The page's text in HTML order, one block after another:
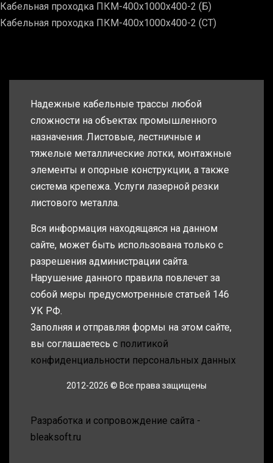
Кабельная проходка ПКМ-400х1000х400-2 (Б)
Кабельная проходка ПКМ-400х1000х400-2 (СТ)
Надежные кабельные трассы любой
сложности на объектах промышленного
назначения. Листовые, лестничные и
тяжелые металлические лотки, монтажные
элементы и опорные конструкции, а также
система крепежа. Услуги лазерной резки
листового металла.
Вся информация находящаяся на данном
сайте, может быть использована только с
разрешения администрации сайта.
Нарушение данного правила повлечет за
собой меры предусмотренные статьей 146
УК РФ.
Заполняя и отправляя формы на этом сайте,
вы соглашаетесь с политикой
конфиденциальности персональных данных
2012-2026 © Все права защищены
Разработка и сопровождение сайта -
bleaksoft.ru